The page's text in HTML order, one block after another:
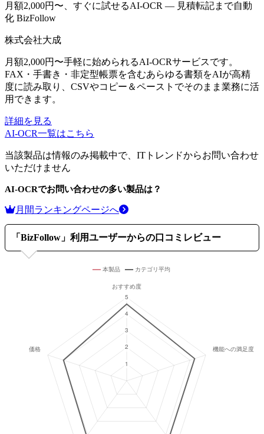
月額2,000円〜、すぐに試せるAI-OCR ― 見積転記まで自動
化 BizFollow
株式会社大成
月額2,000円〜手軽に始められるAI-OCRサービスです。
FAX・手書き・非定型帳票を含むあらゆる書類をAIが高精
度に読み取り、CSVやコピー＆ペーストでそのまま業務に活
用できます。
詳細を見る
AI-OCR一覧はこちら
当該製品は情報のみ掲載中で、ITトレンドからお問い合わせ
いただけません
AI-OCRでお問い合わせの多い製品は？
月間ランキングページへ
「 BizFollow 」利用ユーザーからの口コミレビュー